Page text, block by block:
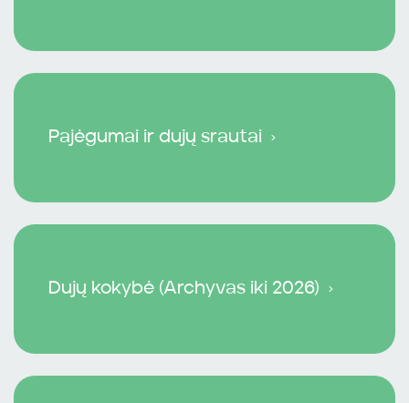
Pajėgumai ir dujų srautai
Dujų kokybė (Archyvas iki 2026)